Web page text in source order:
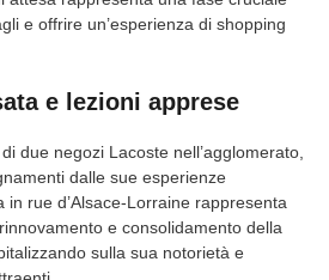
e offrire un’esperienza di shopping
e lezioni apprese
due negozi Lacoste nell’agglomerato,
dalle sue esperienze
in rue d’Alsace-Lorraine rappresenta
e consolidamento della
sulla sua notorietà e